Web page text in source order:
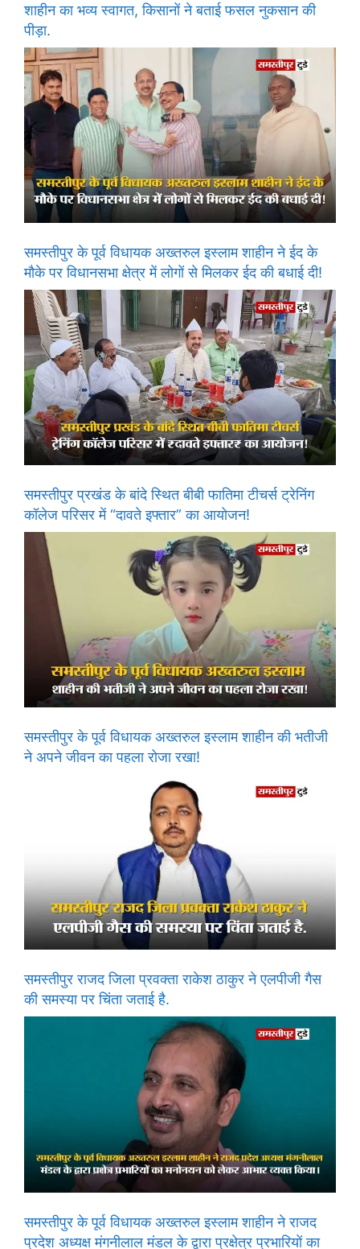
शाहीन का भव्य स्वागत, किसानों ने बताई फसल नुकसान की
पीड़ा.
समस्तीपुर के पूर्व विधायक अख्तरुल इस्लाम शाहीन ने ईद के
मौके पर विधानसभा क्षेत्र में लोगों से मिलकर ईद की बधाई दी!
समस्तीपुर प्रखंड के बांदे स्थित बीबी फातिमा टीचर्स ट्रेनिंग
कॉलेज परिसर में “दावते इफ्तार” का आयोजन!
समस्तीपुर के पूर्व विधायक अख्तरुल इस्लाम शाहीन की भतीजी
ने अपने जीवन का पहला रोजा रखा!
समस्तीपुर राजद जिला प्रवक्ता राकेश ठाकुर ने एलपीजी गैस
की समस्या पर चिंता जताई है.
समस्तीपुर के पूर्व विधायक अख्तरुल इस्लाम शाहीन ने राजद
प्रदेश अध्यक्ष मंगनीलाल मंडल के द्वारा प्रक्षेत्र प्रभारियों का